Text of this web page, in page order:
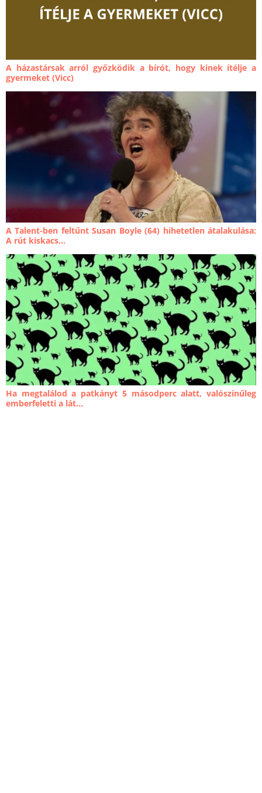
A házastársak arról győzködik a bírót, hogy kinek ítélje a
gyermeket (Vicc)
A Talent-ben feltűnt Susan Boyle (64) hihetetlen átalakulása:
A rút kiskacs...
Ha megtalálod a patkányt 5 másodperc alatt, valószínűleg
emberfeletti a lát...